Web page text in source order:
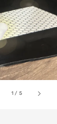
1 / 5